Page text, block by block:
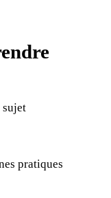
sujet
pratiques